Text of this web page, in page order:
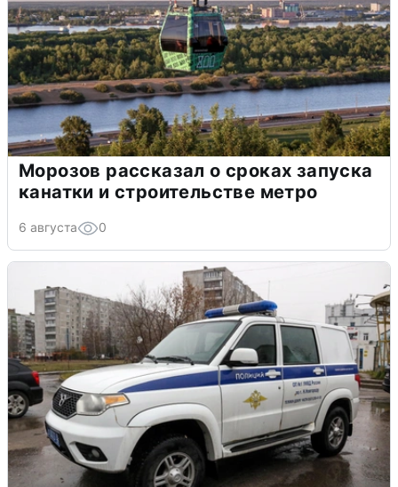
Морозов рассказал о сроках запуска
канатки и строительстве метро
6 августа 0